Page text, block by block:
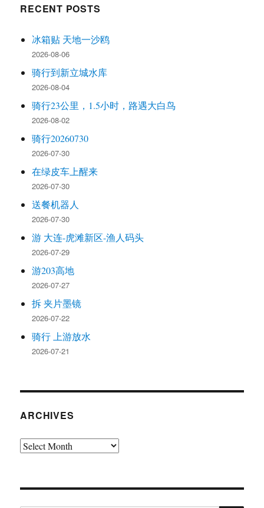
RECENT POSTS
冰箱贴 天地一沙鸥
2026-08-06
骑行到新立城水库
2026-08-04
骑行23公里，1.5小时，路遇大白鸟
2026-08-02
骑行20260730
2026-07-30
在绿皮车上醒来
2026-07-30
送餐机器人
2026-07-30
游 大连-虎滩新区-渔人码头
2026-07-29
游203高地
2026-07-27
拆 夹片墨镜
2026-07-22
骑行 上游放水
2026-07-21
ARCHIVES
Archives